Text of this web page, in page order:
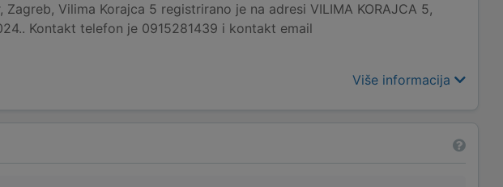
Vilima Korajca 5 registrirano je na adresi VILIMA KORAJCA 5,
Kontakt telefon je 0915281439 i kontakt email
Više informacija